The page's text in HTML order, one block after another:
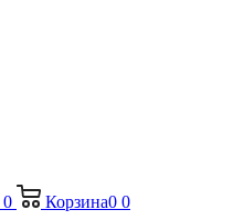
0 Корзина0 0